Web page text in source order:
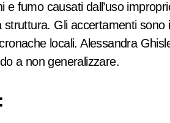
e fumo causati dall’uso
struttura. Gli accertamenti
locali. Alessandra
a non generalizzare.